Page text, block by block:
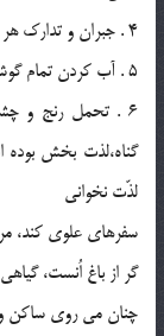
4 . جبران و تدارك هر عمل و عبادت واجب و از دست رفته.
5 . آب كردن تمام گوشت هايي كه از راه حرام، در بدن روييده
6 . تحمل رنج و
لذّت نخواني
سفرهاي علوي كند،
گر از باغ اُنست،
چنان مي روي ساكن